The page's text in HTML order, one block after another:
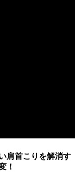
肩首こりを解消す
！